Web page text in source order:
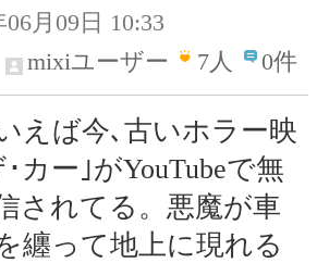
06月09日 10:33
mixiユーザー
7人 0件
えば今､古いホラー映
カー｣がYouTubeで無
されてる。悪魔が車
纏って地上に現れる